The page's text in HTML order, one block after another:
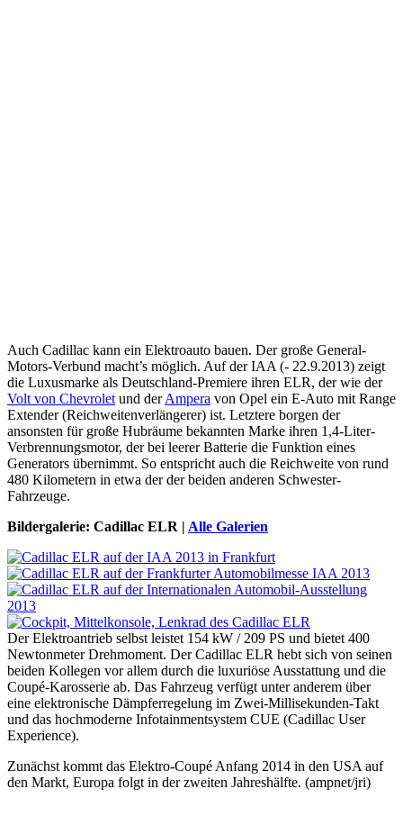
Auch Cadillac kann ein Elektroauto bauen. Der große General-
Motors-Verbund macht’s möglich. Auf der IAA (- 22.9.2013) zeigt
die Luxusmarke als Deutschland-Premiere ihren ELR, der wie der
Volt von Chevrolet und derAmpera von Opel ein E-Auto mit Range
Extender (Reichweitenverlängerer) ist. Letztere borgen der
ansonsten für große Hubräume bekannten Marke ihren 1,4-Liter-
Verbrennungsmotor, der bei leerer Batterie die Funktion eines
Generators übernimmt. So entspricht auch die Reichweite von rund
480 Kilometern in etwa der der beiden anderen Schwester-
Fahrzeuge.
Bildergalerie: Cadillac ELR | Alle Galerien
Der Elektroantrieb selbst leistet 154 kW / 209 PS und bietet 400
Newtonmeter Drehmoment. Der Cadillac ELR hebt sich von seinen
beiden Kollegen vor allem durch die luxuriöse Ausstattung und die
Coupé-Karosserie ab. Das Fahrzeug verfügt unter anderem über
eine elektronische Dämpferregelung im Zwei-Millisekunden-Takt
und das hochmoderne Infotainmentsystem CUE (Cadillac User
Experience).
Zunächst kommt das Elektro-Coupé Anfang 2014 in den USA auf
den Markt, Europa folgt in der zweiten Jahreshälfte. (ampnet/jri)